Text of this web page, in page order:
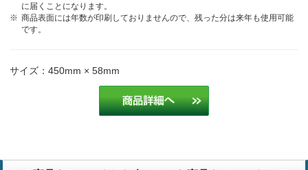
に届くことになります。
商品表面には年数が印刷しておりませんので、残った分は来年も使用可能
です。
サイズ：450mm × 58mm